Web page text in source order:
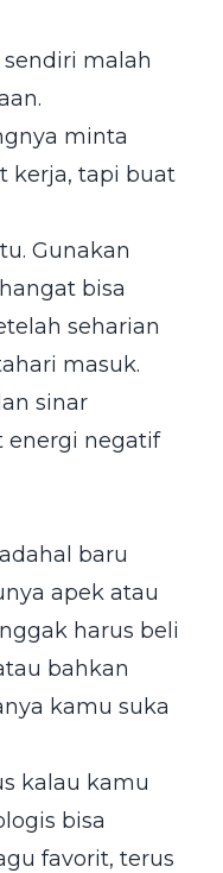
malah
minta
kerja, tapi buat
Gunakan
bisa
seharian
masuk.
sinar
energi negatif
baru
apek atau
harus beli
bahkan
kamu suka
kalau kamu
bisa
favorit, terus